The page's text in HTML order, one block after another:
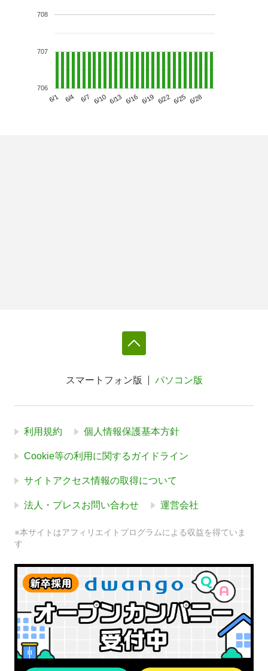
6/1 6/4 6/7 6/10 6/13 6/16 6/19 6/22 6/25 6/28
706
707
708
スマートフォン版 パソコン版
利用規約 個人情報保護基本方針
Cookie等の利用に関するガイドライン
サイトアクセス情報の取得について
法人・プレスお問い合わせ 運営会社
※本サイトはアフィリエイトプログラムによる収益を得ていま
す